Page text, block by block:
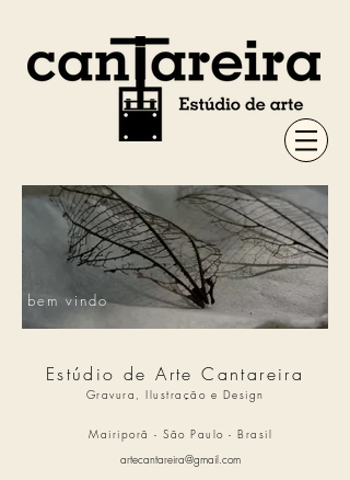
bem vindo
Estúdio de Arte Cantareira
Gravura, Ilustração e Design
Mairiporã - São Paulo - Brasil
artecantareira@gmail.com